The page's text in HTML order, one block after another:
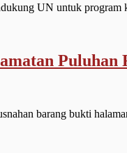
UN untuk program
Puluhan
barang bukti